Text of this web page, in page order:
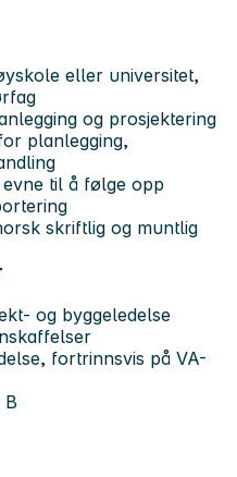
eller universitet,
og prosjektering
planlegging,
til å følge opp
skriftlig og muntlig
og byggeledelse
fortrinnsvis på VA-
B